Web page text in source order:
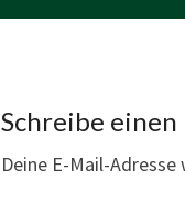
Schreibe
Deine E-Mail-